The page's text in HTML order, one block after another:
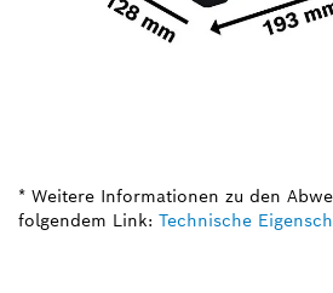
* Weitere Informationen zu den
folgendem Link: Technische